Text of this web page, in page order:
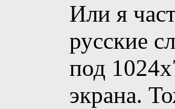
Или я
русские
под
экрана.